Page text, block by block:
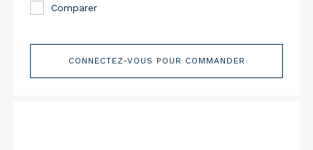
Comparer
CONNECTEZ-VOUS POUR COMMANDER